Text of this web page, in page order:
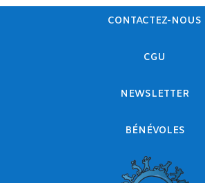
CONTACTEZ-NOUS
CGU
NEWSLETTER
BÉNÉVOLES